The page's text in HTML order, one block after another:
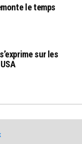
le temps
sur les